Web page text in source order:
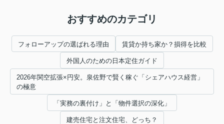
おすすめのカテゴリ
フォローアップの選ばれる理由 賃貸か持ち家か？損得を比較
外国人のための日本定住ガイド
2026年関空拡張×円安。泉佐野で賢く稼ぐ「シェアハウス経営」
の極意
「実務の裏付け」と「物件選択の深化」
建売住宅と注文住宅、どっち？